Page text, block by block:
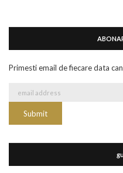
Primesti email de fiecare data